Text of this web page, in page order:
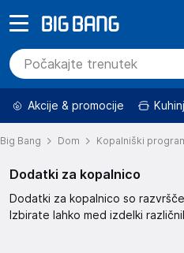
Akcije & promocije
Big Bang Dom Kopalniški
Dodatki za kopalnico
Dodatki za kopalnico so
Izbirate lahko med izdelki